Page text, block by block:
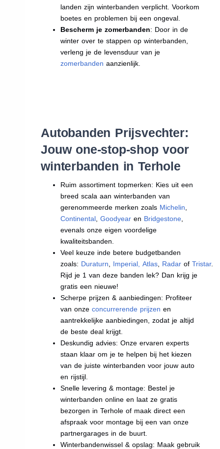
landen zijn winterbanden verplicht. Voorkom
boetes en problemen bij een ongeval.
Bescherm je zomerbanden: Door in de
winter over te stappen op winterbanden,
verleng je de levensduur van je
zomerbanden aanzienlijk.
Autobanden Prijsvechter:
Jouw one-stop-shop voor
winterbanden in Terhole
Ruim assortiment topmerken: Kies uit een
breed scala aan winterbanden van
gerenommeerde merken zoals Michelin
Continental ,Goodyear en Bridgestone
evenals onze eigen voordelige
kwaliteitsbanden.
Veel keuze inde betere budgetbanden
zoals: Duraturn Imperial Atlas Radar ofTristar.
Rijd je 1 van deze banden lek? Dan krijg je
gratis een nieuwe!
Scherpe prijzen & aanbiedingen: Profiteer
van onzeconcurrerende prijzen en
aantrekkelijke aanbiedingen, zodat je altijd
de beste deal krijgt.
Deskundig advies: Onze ervaren experts
staan klaar om je te helpen bij het kiezen
van de juiste winterbanden voor jouw auto
en rijstijl.
Snelle levering & montage: Bestel je
winterbanden online en laat ze gratis
bezorgen in Terhole of maak direct een
afspraak voor montage bij een van onze
partnergarages in de buurt.
Winterbandenwissel & opslag: Maak gebruik